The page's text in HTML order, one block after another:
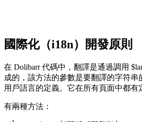
國際化（i18n）開發原則
在 Dolibarr 代碼中，翻譯是通過調用
成的，該方法的參數是要翻譯的字符串
用戶語言的定義。它在所有頁面中都有
有兩種方法：